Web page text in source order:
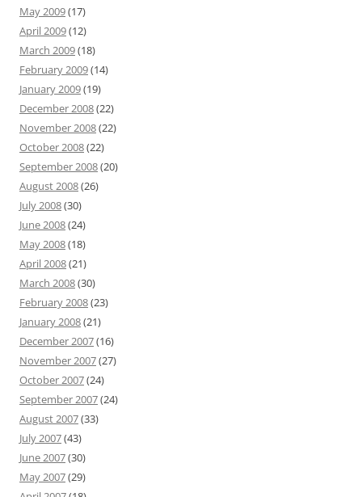
May 2009(17)
April 2009(12)
March 2009(18)
February 2009(14)
January 2009(19)
December 2008(22)
November 2008(22)
October 2008(22)
September 2008(20)
August 2008(26)
July 2008(30)
June 2008(24)
May 2008(18)
April 2008(21)
March 2008(30)
February 2008(23)
January 2008(21)
December 2007(16)
November 2007(27)
October 2007(24)
September 2007(24)
August 2007(33)
July 2007(43)
June 2007(30)
May 2007(29)